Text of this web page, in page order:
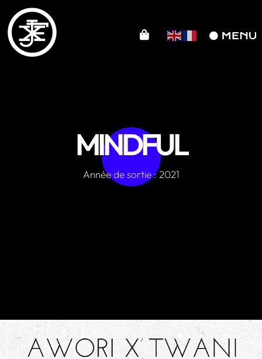
MINDFUL
Année de sortie : 2021